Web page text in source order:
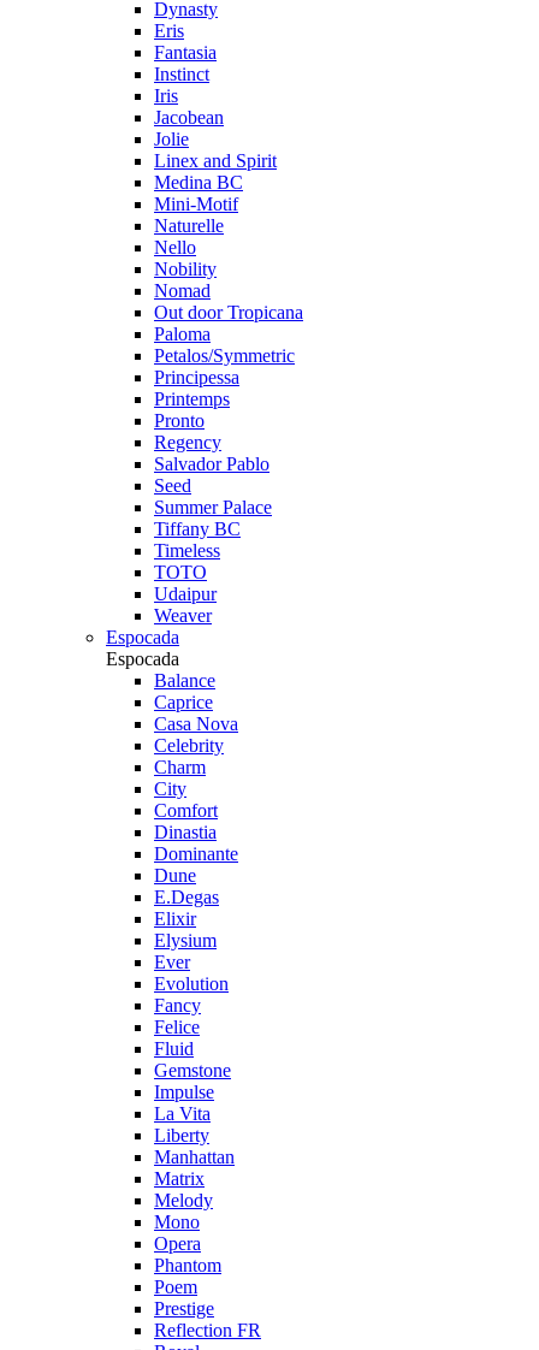
Dynasty
Eris
Fantasia
Instinct
Iris
Jacobean
Jolie
Linex and Spirit
Medina BC
Mini-Motif
Naturelle
Nello
Nobility
Nomad
Out door Tropicana
Paloma
Petalos/Symmetric
Principessa
Printemps
Pronto
Regency
Salvador Pablo
Seed
Summer Palace
Tiffany BC
Timeless
TOTO
Udaipur
Weaver
Espocada
Espocada
Balance
Caprice
Casa Nova
Celebrity
Charm
City
Comfort
Dinastia
Dominante
Dune
E.Degas
Elixir
Elysium
Ever
Evolution
Fancy
Felice
Fluid
Gemstone
Impulse
La Vita
Liberty
Manhattan
Matrix
Melody
Mono
Opera
Phantom
Poem
Prestige
Reflection FR